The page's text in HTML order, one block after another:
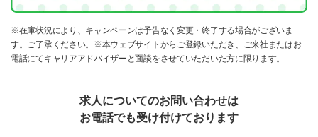
※在庫状況により、キャンペーンは予告なく変更・終了する場合がございま
す。ご了承ください。※本ウェブサイトからご登録いただき、ご来社またはお
電話にてキャリアアドバイザーと面談をさせていただいた方に限ります。
求人についてのお問い合わせは
お電話でも受け付けております